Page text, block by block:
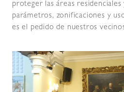
proteger las áreas
parámetros, zonificaciones y
es el pedido de nuestros